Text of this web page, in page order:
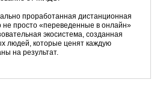
проработанная дистанционная
просто «переведенные в онлайн»
экосистема, созданная
людей, которые ценят каждую
на результат.